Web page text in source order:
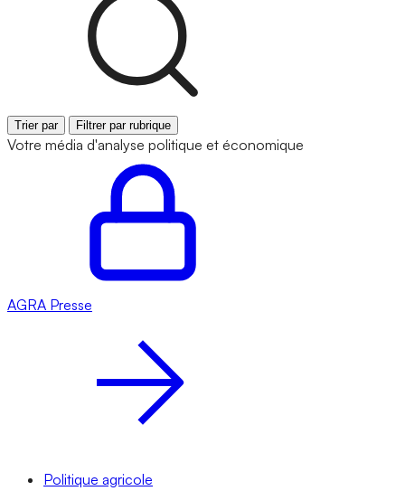
Trier par Filtrer par rubrique
Votre média d'analyse politique et économique
AGRA Presse
Politique agricole